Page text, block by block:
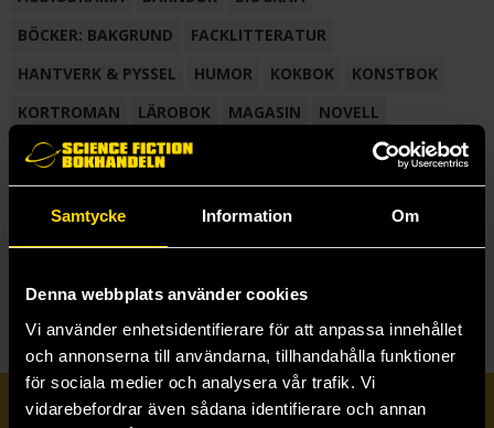
Samtycke Information Om
Denna webbplats använder cookies
Vi använder enhetsidentifierare för att anpassa innehållet
och annonserna till användarna, tillhandahålla funktioner
för sociala medier och analysera vår trafik. Vi
vidarebefordrar även sådana identifierare och annan
BÖCKER: BAKGRUND
FACKLITTERATUR
HANTVERK & PYSSEL
HUMOR KOKBOK
KONSTBOK
KORTROMAN
LÄROBOK MAGASIN
NOVELL
NOVELLMAGASIN
NOVELLSAMLING
ROMAN
SAMLINGSVOLYM
TECKNA & MÅLA TECKNAD SERIE
D